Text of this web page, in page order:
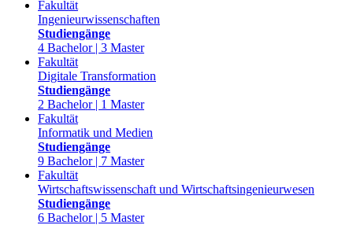
Fakultät
Ingenieurwissenschaften
Studiengänge
4 Bachelor | 3 Master
Fakultät
Digitale Transformation
Studiengänge
2 Bachelor | 1 Master
Fakultät
Informatik und Medien
Studiengänge
9 Bachelor | 7 Master
Fakultät
Wirtschaftswissenschaft und Wirtschaftsingenieurwesen
Studiengänge
6 Bachelor | 5 Master